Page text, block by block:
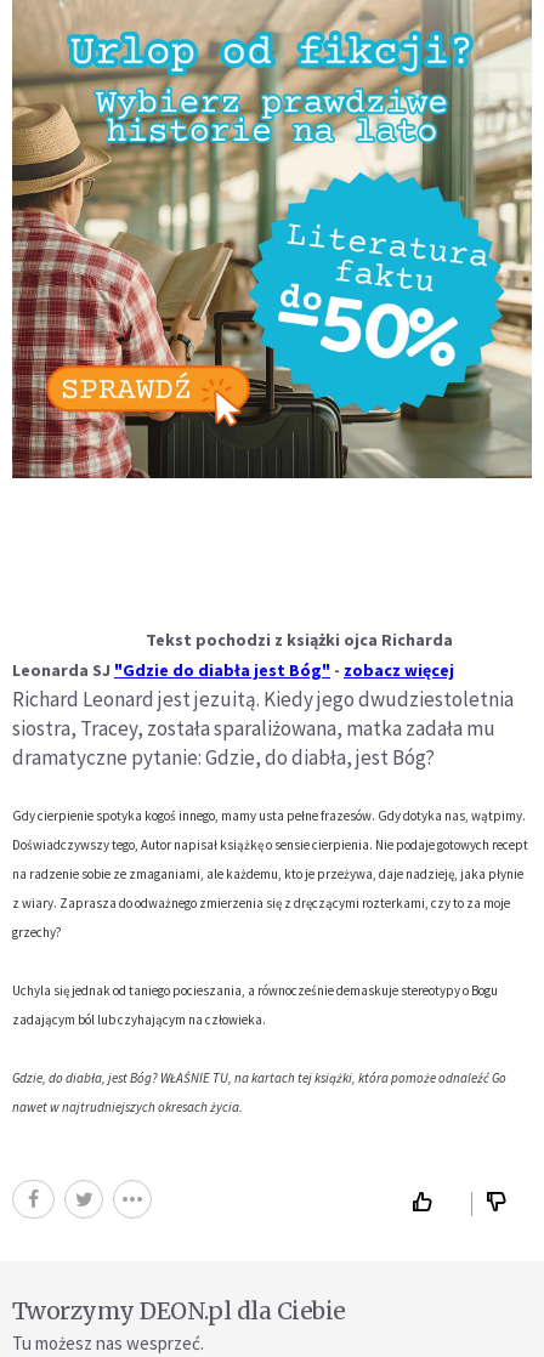
Tekst pochodzi z książki ojca Richarda
Leonarda SJ "Gdzie do diabła jest Bóg" - zobacz więcej
Richard Leonard jest jezuitą. Kiedy jego dwudziestoletnia
siostra, Tracey, została sparaliżowana, matka zadała mu
dramatyczne pytanie: Gdzie, do diabła, jest Bóg?
Gdy cierpienie spotyka kogoś innego, mamy usta pełne frazesów. Gdy dotyka nas, wątpimy.
Doświadczywszy tego, Autor napisał książkę o sensie cierpienia. Nie podaje gotowych recept
na radzenie sobie ze zmaganiami, ale każdemu, kto je przeżywa, daje nadzieję, jaka płynie
z wiary. Zaprasza do odważnego zmierzenia się z dręczącymi rozterkami, czy to za moje
grzechy?
Uchyla się jednak od taniego pocieszania, a równocześnie demaskuje stereotypy o Bogu
zadającym ból lub czyhającym na człowieka.
Gdzie, do diabła, jest Bóg? WŁAŚNIE TU, na kartach tej książki, która pomoże odnaleźć Go
nawet w najtrudniejszych okresach życia.
Tworzymy DEON.pl dla Ciebie
Tu możesz nas wesprzeć.